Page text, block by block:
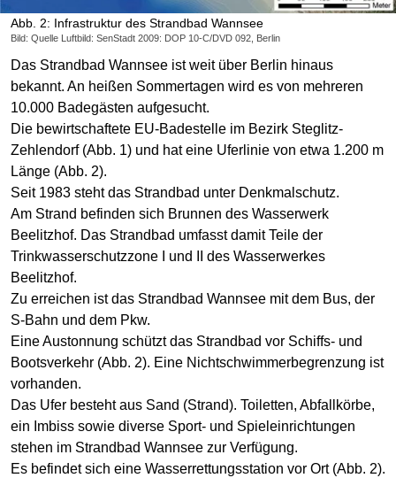
Abb. 2: Infrastruktur des Strandbad Wannsee
Bild: Quelle Luftbild: SenStadt 2009: DOP 10-C/DVD 092, Berlin
Das Strandbad Wannsee ist weit über Berlin hinaus
bekannt. An heißen Sommertagen wird es von mehreren
10.000 Badegästen aufgesucht.
Die bewirtschaftete EU-Badestelle im Bezirk Steglitz-
Zehlendorf (Abb. 1) und hat eine Uferlinie von etwa 1.200 m
Länge (Abb. 2).
Seit 1983 steht das Strandbad unter Denkmalschutz.
Am Strand befinden sich Brunnen des Wasserwerk
Beelitzhof. Das Strandbad umfasst damit Teile der
Trinkwasserschutzzone I und II des Wasserwerkes
Beelitzhof.
Zu erreichen ist das Strandbad Wannsee mit dem Bus, der
S-Bahn und dem Pkw.
Eine Austonnung schützt das Strandbad vor Schiffs- und
Bootsverkehr (Abb. 2). Eine Nichtschwimmerbegrenzung ist
vorhanden.
Das Ufer besteht aus Sand (Strand). Toiletten, Abfallkörbe,
ein Imbiss sowie diverse Sport- und Spieleinrichtungen
stehen im Strandbad Wannsee zur Verfügung.
Es befindet sich eine Wasserrettungsstation vor Ort (Abb. 2).